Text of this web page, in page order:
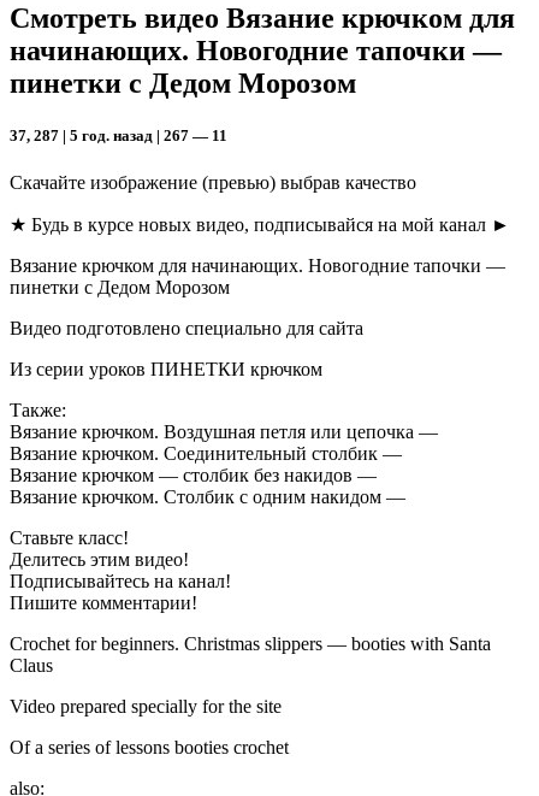
Смотреть видео Вязание крючком для
начинающих. Новогодние тапочки —
пинетки с Дедом Морозом
37, 287 | 5 год. назад | 267 — 11
Скачайте изображение (превью) выбрав качество
★ Будь в курсе новых видео, подписывайся на мой канал ►
Вязание крючком для начинающих. Новогодние тапочки —
пинетки с Дедом Морозом
Видео подготовлено специально для сайта
Из серии уроков ПИНЕТКИ крючком
Также:
Вязание крючком. Воздушная петля или цепочка —
Вязание крючком. Соединительный столбик —
Вязание крючком — столбик без накидов —
Вязание крючком. Столбик с одним накидом —
Ставьте класс!
Делитесь этим видео!
Подписывайтесь на канал!
Пишите комментарии!
Crochet for beginners. Christmas slippers — booties with Santa
Claus
Video prepared specially for the site
Of a series of lessons booties crochet
also: